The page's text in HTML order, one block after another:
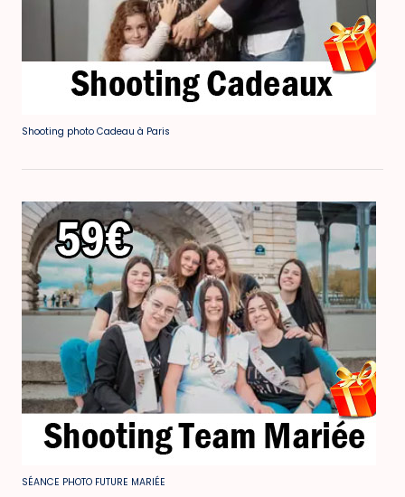
Shooting photo Cadeau à Paris
SÉANCE PHOTO FUTURE MARIÉE